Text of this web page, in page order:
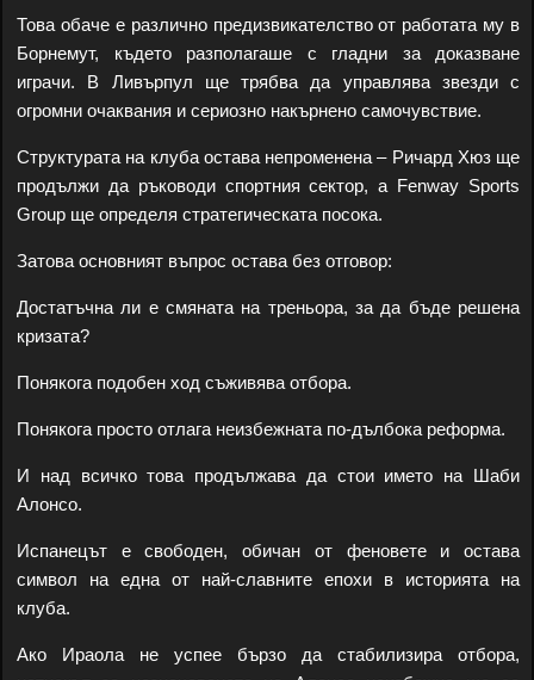
Това обаче е различно предизвикателство от работата му в
Борнемут, където разполагаше с гладни за доказване
играчи. В Ливърпул ще трябва да управлява звезди с
огромни очаквания и сериозно накърнено самочувствие.
Структурата на клуба остава непроменена – Ричард Хюз ще
продължи да ръководи спортния сектор, а Fenway Sports
Group ще определя стратегическата посока.
Затова основният въпрос остава без отговор:
Достатъчна ли е смяната на треньора, за да бъде решена
кризата?
Понякога подобен ход съживява отбора.
Понякога просто отлага неизбежната по-дълбока реформа.
И над всичко това продължава да стои името на Шаби
Алонсо.
Испанецът е свободен, обичан от феновете и остава
символ на една от най-славните епохи в историята на
клуба.
Ако Ираола не успее бързо да стабилизира отбора,